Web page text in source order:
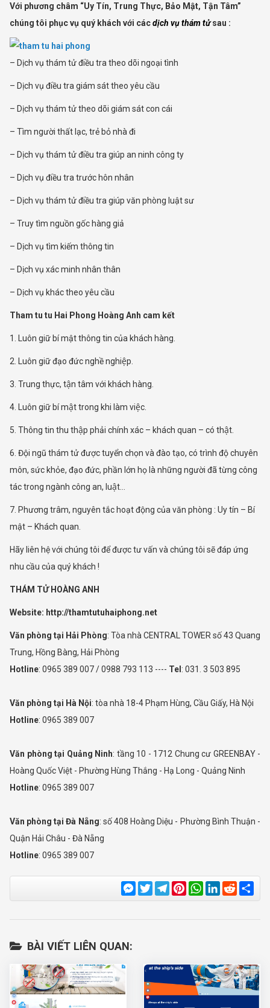
Với phương châm “Uy Tín, Trung Thực, Bảo Mật, Tận Tâm”
chúng tôi phục vụ quý khách với cácdịch vụ thám tửsau :
– Dịch vụ thám tử điều tra theo dõi ngoại tình
– Dịch vụ điều tra giám sát theo yêu cầu
– Dịch vụ thám tử theo dõi giám sát con cái
– Tìm người thất lạc, trẻ bỏ nhà đi
– Dịch vụ thám tử điều tra giúp an ninh công ty
– Dịch vụ điều tra trước hôn nhân
– Dịch vụ thám tử điều tra giúp văn phòng luật sư
– Truy tìm nguồn gốc hàng giả
– Dịch vụ tìm kiếm thông tin
– Dịch vụ xác minh nhân thân
– Dịch vụ khác theo yêu cầu
Tham tu tu Hai Phong Hoàng Anh cam kết
1. Luôn giữ bí mật thông tin của khách hàng.
2. Luôn giữ đạo đức nghề nghiệp.
3. Trung thực, tận tâm với khách hàng.
4. Luôn giữ bí mật trong khi làm việc.
5. Thông tin thu thập phải chính xác – khách quan – có thật.
6. Đội ngũ thám tử được tuyển chọn và đào tạo, có trình độ chuyên
môn, sức khỏe, đạo đức, phần lớn họ là những người đã từng công
tác trong ngành công an, luật…
7. Phương trâm, nguyên tắc hoạt động của văn phòng : Uy tín – Bí
mật – Khách quan.
Hãy liên hệ với chúng tôi để được tư vấn và chúng tôi sẽ đáp ứng
nhu cầu của quý khách !
THÁM TỬ HOÀNG ANH
Website: http://thamtutuhaiphong.net
Văn phòng tại Hải Phòng: Tòa nhà CENTRAL TOWER số 43 Quang
Trung, Hồng Bàng, Hải Phòng
Hotline: 0965 389 007 / 0988 793 113 ---- Tel : 031. 3 503 895
Văn phòng tại Hà Nội: tòa nhà 18-4 Phạm Hùng, Cầu Giấy, Hà Nội
Hotline: 0965 389 007
Văn phòng tại Quảng Ninh: tầng 10 - 1712 Chung cư GREENBAY -
Hoàng Quốc Việt - Phường Hùng Thắng - Hạ Long - Quảng Ninh
Hotline: 0965 389 007
Văn phòng tại Đà Nẵng: số 408 Hoàng Diệu - Phường Bình Thuận -
Quận Hải Châu - Đà Nẵng
Hotline: 0965 389 007
Messenger
TwitterTelegram
Pinterest
WhatsApp
LinkedIn
Reddit
BÀI VIẾT LIÊN QUAN: